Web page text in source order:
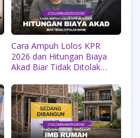
Cara Ampuh Lolos KPR
2026 dan Hitungan Biaya
Akad Biar Tidak Ditolak